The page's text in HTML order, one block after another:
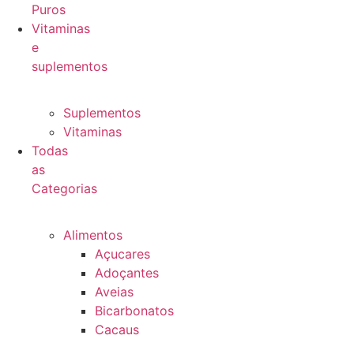
Puros
Vitaminas
e
suplementos
Suplementos
Vitaminas
Todas
as
Categorias
Alimentos
Açucares
Adoçantes
Aveias
Bicarbonatos
Cacaus